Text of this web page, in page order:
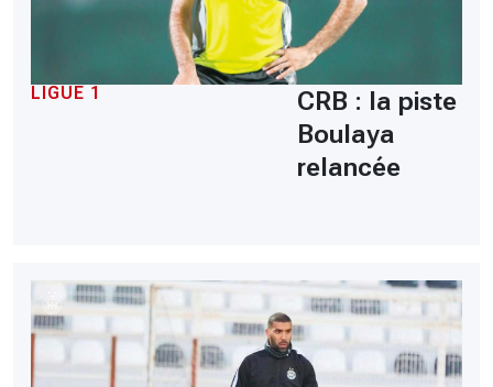
LIGUE 1
CRB : la piste
Boulaya
relancée